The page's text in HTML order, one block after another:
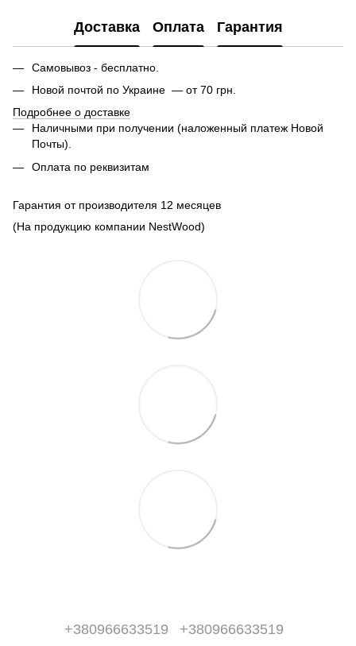
Доставка Оплата Гарантия
Самовывоз - бесплатно.
Новой почтой по Украине — от 70 грн.
Подробнее о доставке
Наличными при получении (наложенный платеж Новой
Почты).
Оплата по реквизитам
Гарантия от производителя 12 месяцев
(На продукцию компании NestWood)
+380966633519 +380966633519